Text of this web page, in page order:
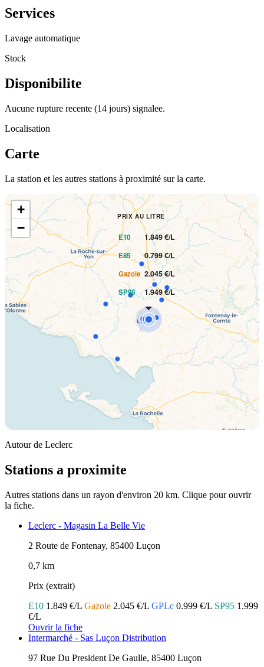
Services
Lavage automatique
Stock
Disponibilite
Aucune rupture recente (14 jours) signalee.
Localisation
Carte
La station et les autres stations à proximité sur la carte.
PRIX AU LITRE
E10 1.849 €/L
E85 0.799 €/L
Gazole 2.045 €/L
SP98 1.949 €/L
+
−
Autour de Leclerc
Stations a proximite
Autres stations dans un rayon d'environ 20 km. Clique pour ouvrir
la fiche.
Leclerc - Magasin La Belle Vie
2 Route de Fontenay, 85400 Luçon
0,7 km
Prix (extrait)
E10 1.849 €/L Gazole 2.045 €/L GPLc 0.999 €/L SP95 1.999
€/L
Ouvrir la fiche
Intermarché - Sas Luçon Distribution
97 Rue Du President De Gaulle, 85400 Luçon